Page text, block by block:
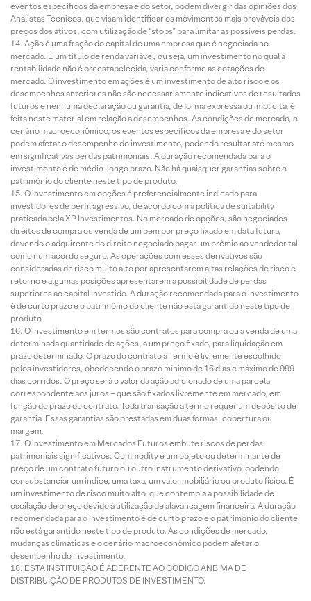
eventos específicos da empresa e do setor, podem divergir das opiniões dos
Analistas Técnicos, que visam identificar os movimentos mais prováveis dos
preços dos ativos, com utilização de “stops” para limitar as possíveis perdas.
Ação é uma fração do capital de uma empresa que é negociada no
mercado. É um título de renda variável, ou seja, um investimento no qual a
rentabilidade não é preestabelecida, varia conforme as cotações de
mercado. O investimento em ações é um investimento de alto risco e os
desempenhos anteriores não são necessariamente indicativos de resultados
futuros e nenhuma declaração ou garantia, de forma expressa ou implícita, é
feita neste material em relação a desempenhos. As condições de mercado, o
cenário macroeconômico, os eventos específicos da empresa e do setor
podem afetar o desempenho do investimento, podendo resultar até mesmo
em significativas perdas patrimoniais. A duração recomendada para o
investimento é de médio-longo prazo. Não há quaisquer garantias sobre o
patrimônio do cliente neste tipo de produto.
O investimento em opções é preferencialmente indicado para
investidores de perfil agressivo, de acordo com a política de suitability
praticada pela XP Investimentos. No mercado de opções, são negociados
direitos de compra ou venda de um bem por preço fixado em data futura,
devendo o adquirente do direito negociado pagar um prêmio ao vendedor tal
como num acordo seguro. As operações com esses derivativos são
consideradas de risco muito alto por apresentarem altas relações de risco e
retorno e algumas posições apresentarem a possibilidade de perdas
superiores ao capital investido. A duração recomendada para o investimento
é de curto prazo e o patrimônio do cliente não está garantido neste tipo de
produto.
O investimento em termos são contratos para compra ou a venda de uma
determinada quantidade de ações, a um preço fixado, para liquidação em
prazo determinado. O prazo do contrato a Termo é livremente escolhido
pelos investidores, obedecendo o prazo mínimo de 16 dias e máximo de 999
dias corridos. O preço será o valor da ação adicionado de uma parcela
correspondente aos juros – que são fixados livremente em mercado, em
função do prazo do contrato. Toda transação a termo requer um depósito de
garantia. Essas garantias são prestadas em duas formas: cobertura ou
margem.
O investimento em Mercados Futuros embute riscos de perdas
patrimoniais significativos. Commodity é um objeto ou determinante de
preço de um contrato futuro ou outro instrumento derivativo, podendo
consubstanciar um índice, uma taxa, um valor mobiliário ou produto físico. É
um investimento de risco muito alto, que contempla a possibilidade de
oscilação de preço devido à utilização de alavancagem financeira. A duração
recomendada para o investimento é de curto prazo e o patrimônio do cliente
não está garantido neste tipo de produto. As condições de mercado,
mudanças climáticas e o cenário macroeconômico podem afetar o
desempenho do investimento.
ESTA INSTITUIÇÃO É ADERENTE AO CÓDIGO ANBIMA DE
DISTRIBUIÇÃO DE PRODUTOS DE INVESTIMENTO.